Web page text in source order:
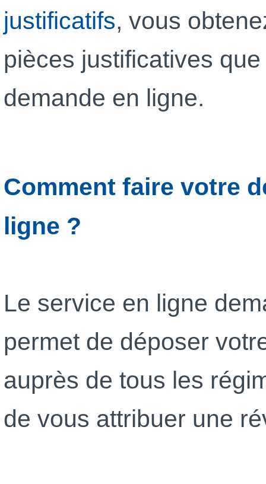
justificatifs, vous
pièces justificatives
demande en ligne.
Comment faire votre
ligne ?
Le service en ligne
permet de déposer
auprès de tous les
de vous attribuer une